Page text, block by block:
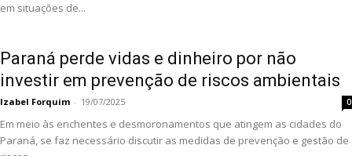
em situações de...
Paraná perde vidas e dinheiro por não
investir em prevenção de riscos ambientais
Izabel Forquim - 19/07/2025 0
Em meio às enchentes e desmoronamentos que atingem as cidades do
Paraná, se faz necessário discutir as medidas de prevenção e gestão de